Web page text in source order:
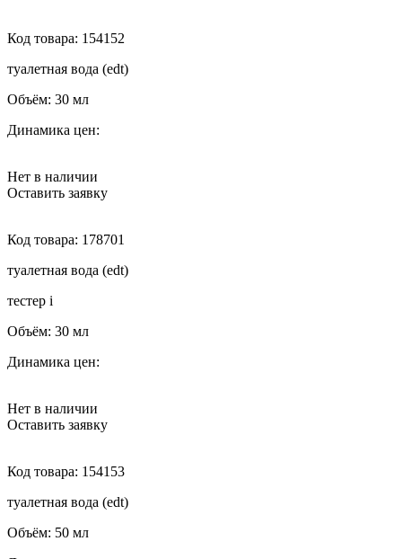
Код товара: 154152
туалетная вода (edt)
Объём: 30 мл
Динамика цен:
Нет в наличии
Оставить заявку
Код товара: 178701
туалетная вода (edt)
тестер i
Объём: 30 мл
Динамика цен:
Нет в наличии
Оставить заявку
Код товара: 154153
туалетная вода (edt)
Объём: 50 мл